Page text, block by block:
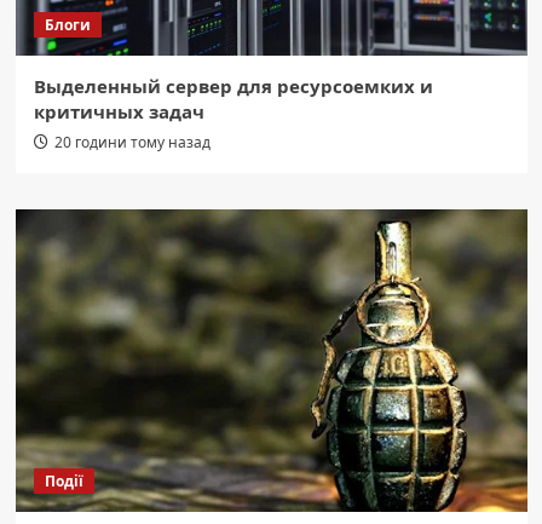
Блоги
Выделенный сервер для ресурсоемких и
критичных задач
20 години тому назад
Події